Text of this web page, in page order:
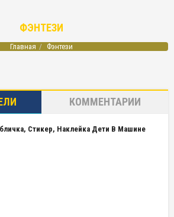
ФЭНТЕЗИ
Главная Фэнтези
КОММЕНТАРИИ
Стикер, Наклейка Дети В Машине